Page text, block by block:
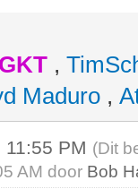
,
Maduro ,
PM (Dit
AM door Bob